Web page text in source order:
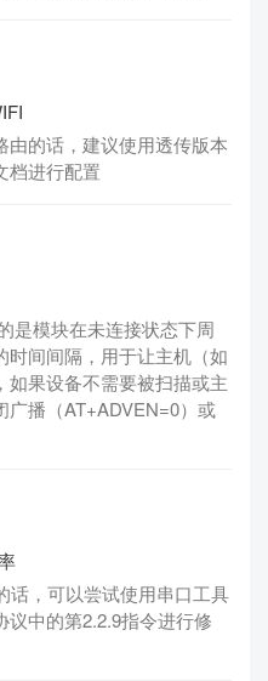
由的话，建议使用透传版本
档进行配置
是模块在未连接状态下周
时间间隔，用于让主机（如
如果设备不需要被扫描或主
广播（AT+ADVEN=0）或
话，可以尝试使用串口工具
中的第2.2.9指令进行修